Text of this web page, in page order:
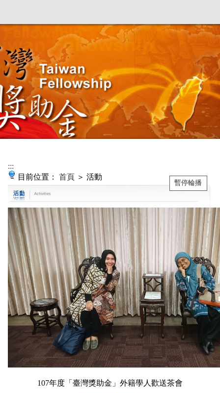
:::
目前位置： 首頁 ＞ 活動
107年度「臺灣獎助金」外籍學人歡送茶會
暫停輪播